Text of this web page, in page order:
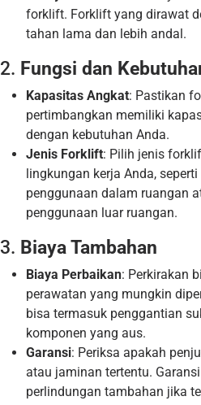
forklift. Forklift yang dirawat
tahan lama dan lebih andal.
2. Fungsi dan
Kapasitas Angkat: Pastikan
pertimbangkan memiliki
dengan kebutuhan Anda.
Jenis Forklift: Pilih jenis
lingkungan kerja Anda,
penggunaan dalam ruangan
penggunaan luar ruangan.
3. Biaya Tambahan
Biaya Perbaikan: Perkirakan
perawatan yang mungkin
bisa termasuk penggantian
komponen yang aus.
Garansi: Periksa apakah
atau jaminan tertentu.
perlindungan tambahan jika